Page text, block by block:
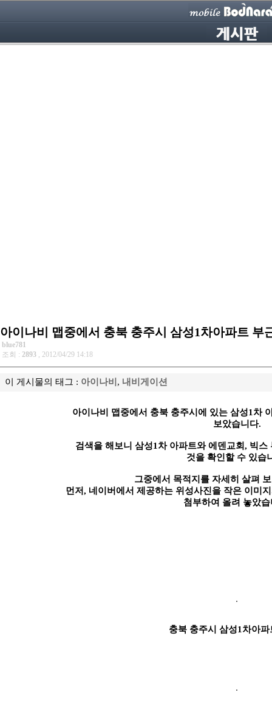
아이나비 맵중에서 충북 충주시 삼성1차아파트 부
blue781
조회 : 2893 , 2012/04/29 14:18
이 게시물의 태그 : 아이나비 , 내비게이션
아이나비 맵중에서 충북 충주시에 있는 삼성1차
보았습니다.
검색을 해보니 삼성1차 아파트와 에덴교회, 빅
것을 확인할 수 있습
그중에서 목적지를 자세히 살펴
먼저, 네이버에서 제공하는 위성사진을 작은 이미
첨부하여 올려 놓았습
충북 충주시 삼성1차아파